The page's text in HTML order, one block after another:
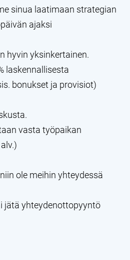
sinua laatimaan strategian
ajaksi
hyvin yksinkertainen.
laskennallisesta
bonukset ja provisiot)
vasta työpaikan
ole meihin yhteydessä
jätä yhteydenottopyyntö